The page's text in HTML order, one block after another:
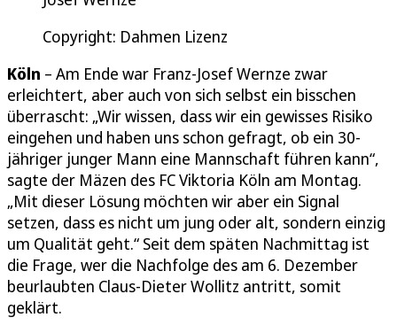
Copyright: Dahmen Lizenz
Köln – Am Ende war Franz-Josef Wernze zwar
erleichtert, aber auch von sich selbst ein bisschen
überrascht: „Wir wissen, dass wir ein gewisses Risiko
eingehen und haben uns schon gefragt, ob ein 30-
jähriger junger Mann eine Mannschaft führen kann“,
sagte der Mäzen des FC Viktoria Köln am Montag.
„Mit dieser Lösung möchten wir aber ein Signal
setzen, dass es nicht um jung oder alt, sondern einzig
um Qualität geht.“ Seit dem späten Nachmittag ist
die Frage, wer die Nachfolge des am 6. Dezember
beurlaubten Claus-Dieter Wollitz antritt, somit
geklärt.